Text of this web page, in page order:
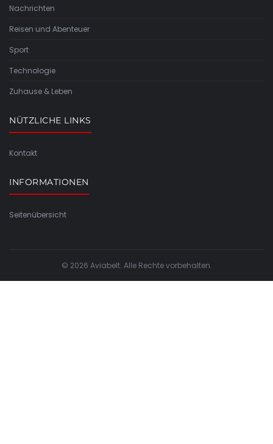
Nachrichten
Reisen und Abenteuer
Sport
Technologie
Zuhause & Leben
NÜTZLICHE LINKS
Kontakt
INFORMATIONEN
Seitenübersicht
© 2026 Aviabelt. Alle Rechte vorbehalten.